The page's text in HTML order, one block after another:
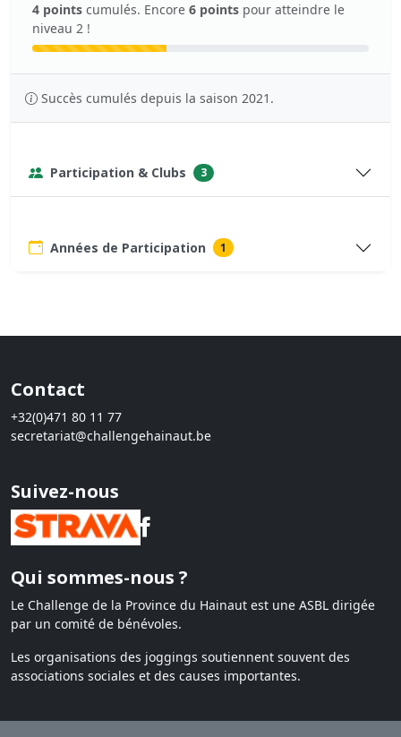
4 points cumulés. Encore 6 points pour atteindre le
niveau 2 !
Succès cumulés depuis la saison 2021.
Participation & Clubs 3
Années de Participation 1
Contact
+32(0)471 80 11 77
secretariat@challengehainaut.be
Suivez-nous
Qui sommes-nous ?
Le Challenge de la Province du Hainaut est une ASBL dirigée
par un comité de bénévoles.
Les organisations des joggings soutiennent souvent des
associations sociales et des causes importantes.